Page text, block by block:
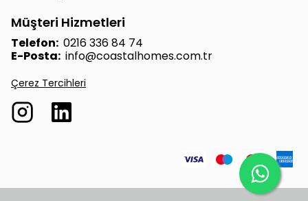
Müşteri Hizmetleri
Telefon: 0216 336 84 74
E-Posta: info@coastalhomes.com.tr
Çerez Tercihleri